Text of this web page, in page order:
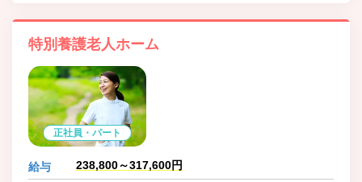
特別養護老人ホーム
正社員・パート
給与 238,800～317,600円